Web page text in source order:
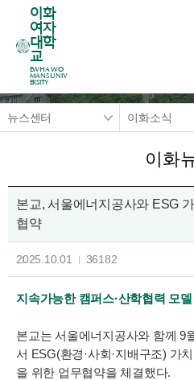
이화
여자
대학
교
EWHA WO
MANS UNIV
ERSITY
뉴스센터 이화소식
이화
본교, 서울에너지공사와 ESG
협약
2025.10.01 36182
지속가능한 캠퍼스·산학협력 모델
본교는 서울에너지공사와 함께 9
서 ESG(환경·사회·지배구조) 가
을 위한 업무협약을 체결했다.